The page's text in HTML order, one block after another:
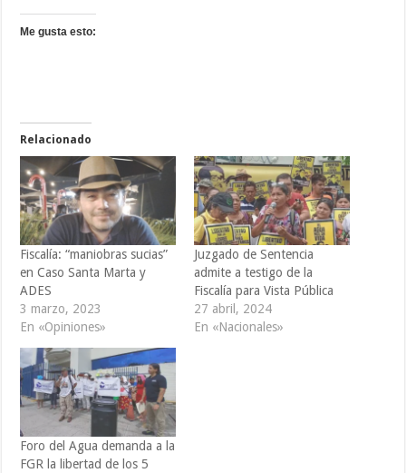
Me gusta esto:
Relacionado
Fiscalía: “maniobras sucias”
en Caso Santa Marta y
ADES
3 marzo, 2023
En «Opiniones»
Juzgado de Sentencia
admite a testigo de la
Fiscalía para Vista Pública
27 abril, 2024
En «Nacionales»
Foro del Agua demanda a la
FGR la libertad de los 5